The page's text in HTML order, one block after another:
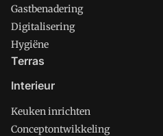
Gastbenadering
Digitalisering
Hygiëne
Terras
Interieur
Keuken inrichten
Conceptontwikkeling